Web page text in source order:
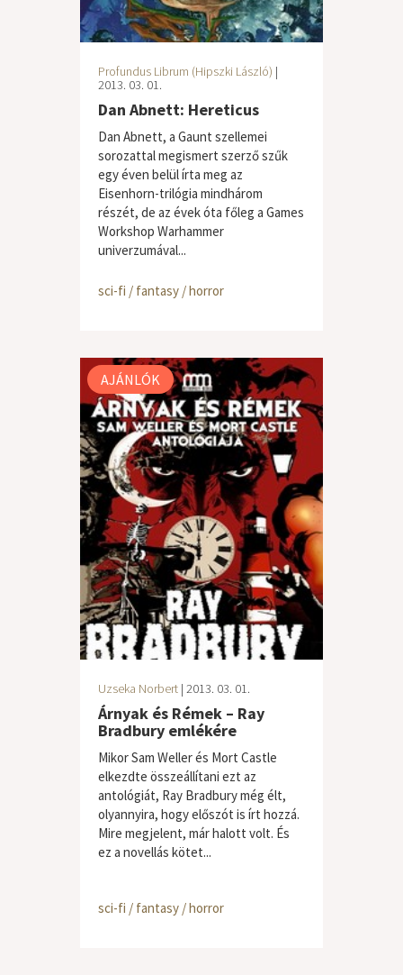
Profundus Librum (Hipszki László) |
2013. 03. 01.
Dan Abnett: Hereticus
Dan Abnett, a Gaunt szellemei
sorozattal megismert szerző szűk
egy éven belül írta meg az
Eisenhorn-trilógia mindhárom
részét, de az évek óta főleg a Games
Workshop Warhammer
univerzumával...
sci-fi / fantasy / horror
AJÁNLÓK
Uzseka Norbert | 2013. 03. 01.
Árnyak és Rémek – Ray
Bradbury emlékére
Mikor Sam Weller és Mort Castle
elkezdte összeállítani ezt az
antológiát, Ray Bradbury még élt,
olyannyira, hogy előszót is írt hozzá.
Mire megjelent, már halott volt. És
ez a novellás kötet...
sci-fi / fantasy / horror